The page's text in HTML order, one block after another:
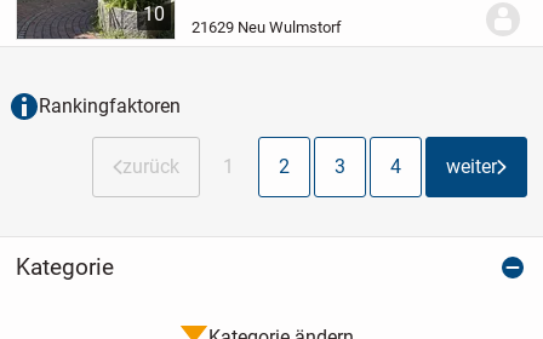
10
Raumangebot über drei Etagen. Mit
insgesamt sechs Zimmern, zwei Bädern
21629 Neu Wulmstorf
Rankingfaktoren
zurück 1 2 3 4 weiter
Kategorie